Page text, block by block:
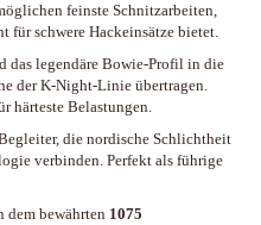
feinste Schnitzarbeiten,
für schwere Hackeinsätze bietet.
das legendäre Bowie-Profil in die
der K-Night-Linie übertragen.
härteste Belastungen.
die nordische Schlichtheit
verbinden. Perfekt als führige
dem bewährten 1075